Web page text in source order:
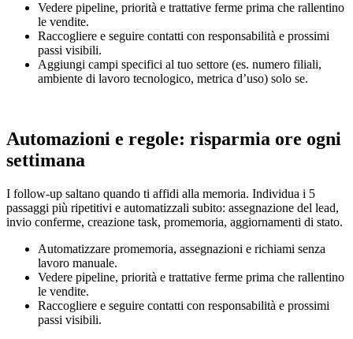
Vedere pipeline, priorità e trattative ferme prima che rallentino
le vendite.
Raccogliere e seguire contatti con responsabilità e prossimi
passi visibili.
Aggiungi campi specifici al tuo settore (es. numero filiali,
ambiente di lavoro tecnologico, metrica d’uso) solo se.
Automazioni e regole: risparmia ore ogni
settimana
I follow-up saltano quando ti affidi alla memoria. Individua i 5
passaggi più ripetitivi e automatizzali subito: assegnazione del lead,
invio conferme, creazione task, promemoria, aggiornamenti di stato.
Automatizzare promemoria, assegnazioni e richiami senza
lavoro manuale.
Vedere pipeline, priorità e trattative ferme prima che rallentino
le vendite.
Raccogliere e seguire contatti con responsabilità e prossimi
passi visibili.